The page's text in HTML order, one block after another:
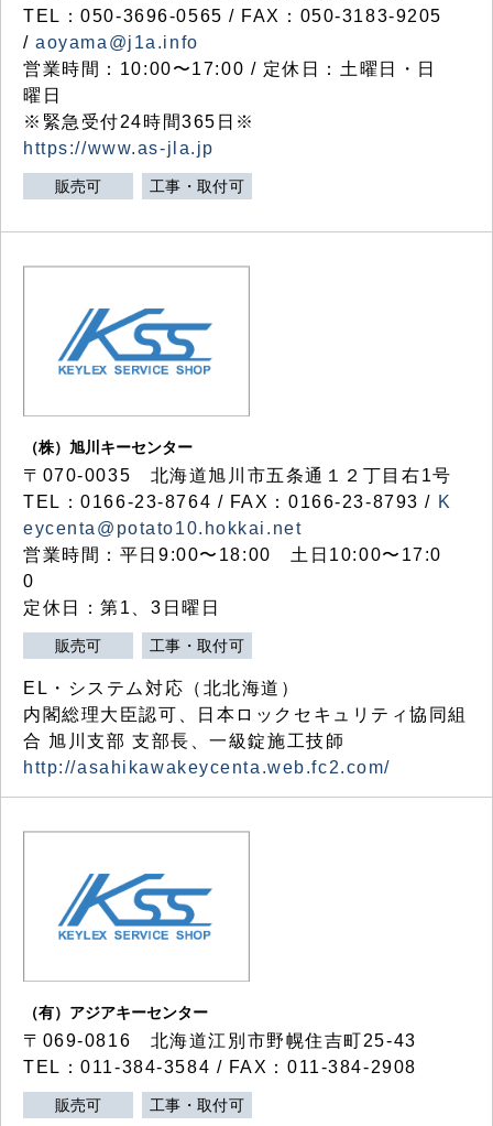
TEL：050-3696-0565 / FAX：050-3183-9205
/aoyama@j1a.info
営業時間：10:00〜17:00 / 定休日：土曜日・日
曜日
※緊急受付24時間365日※
https://www.as-jla.jp
販売可 工事・取付可
（株）旭川キーセンター
〒070-0035 北海道旭川市五条通１２丁目右1号
TEL：0166-23-8764 / FAX：0166-23-8793 / K
eycenta@potato10.hokkai.net
営業時間：平日9:00〜18:00 土日10:00〜17:0
0
定休日：第1、3日曜日
販売可 工事・取付可
EL・システム対応（北北海道）
内閣総理大臣認可、日本ロックセキュリティ協同組
合 旭川支部 支部長、一級錠施工技師
http://asahikawakeycenta.web.fc2.com/
（有）アジアキーセンター
〒069-0816 北海道江別市野幌住吉町25-43
TEL：011-384-3584 / FAX：011-384-2908
販売可 工事・取付可